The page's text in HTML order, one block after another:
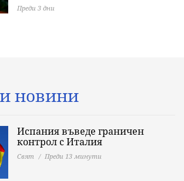
Преди 3 дни
новини
Испания въведе граничен
контрол с Италия
Свят Преди 13 минути